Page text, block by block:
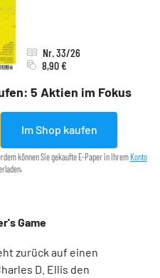
5 Aktien im Fokus
Nr. 33/26
8,90 €
Im Shop kaufen
können Sie gekaufte E-Paper in IhremKonto
Game
zurück auf einen
D. Ellis den